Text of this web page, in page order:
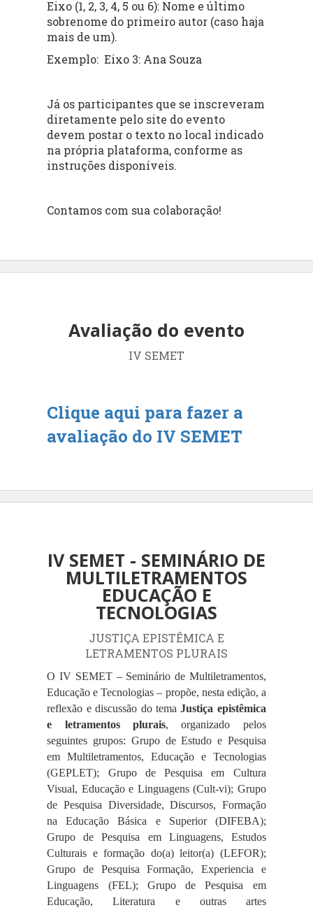
Eixo (1, 2, 3, 4, 5 ou 6): Nome e último
sobrenome do primeiro autor (caso haja
mais de um).
Exemplo: Eixo 3: Ana Souza
Já os participantes que se inscreveram
diretamente pelo site do evento
devem postar o texto no local indicado
na própria plataforma, conforme as
instruções disponíveis.
Contamos com sua colaboração!
Avaliação do evento
IV SEMET
Clique aqui para fazer a
avaliação do IV SEMET
IV SEMET - SEMINÁRIO DE
MULTILETRAMENTOS
EDUCAÇÃO E
TECNOLOGIAS
JUSTIÇA EPISTÊMICA E
LETRAMENTOS PLURAIS
O IV SEMET – Seminário de Multiletramentos,
Educação e Tecnologias – propõe, nesta edição, a
reflexão e discussão do temaJustiça epistêmica
e letramentos plurais, organizado pelos
seguintes grupos: Grupo de Estudo e Pesquisa
em Multiletramentos, Educação e Tecnologias
(GEPLET); Grupo de Pesquisa em Cultura
Visual, Educação e Linguagens (Cult-vi); Grupo
de Pesquisa Diversidade, Discursos, Formação
na Educação Básica e Superior (DIFEBA);
Grupo de Pesquisa em Linguagens, Estudos
Culturais e formação do(a) leitor(a) (LEFOR);
Grupo de Pesquisa Formação, Experiencia e
Linguagens (FEL); Grupo de Pesquisa em
Educação, Literatura e outras artes